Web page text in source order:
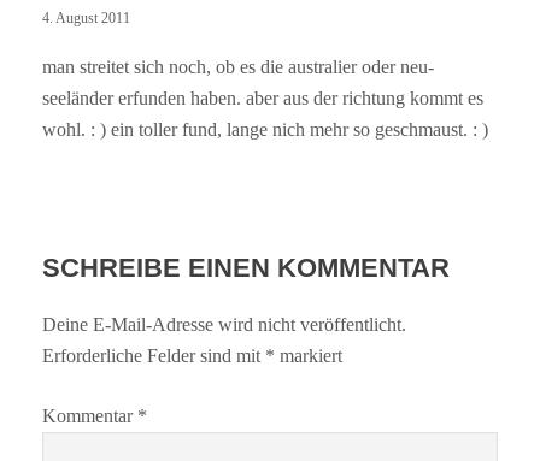
4. August 2011
man streitet sich noch, ob es die australier oder neu-
seeländer erfunden haben. aber aus der richtung kommt es
wohl. : ) ein toller fund, lange nich mehr so geschmaust. : )
SCHREIBE EINEN KOMMENTAR
Deine E-Mail-Adresse wird nicht veröffentlicht.
Erforderliche Felder sind mit * markiert
Kommentar *